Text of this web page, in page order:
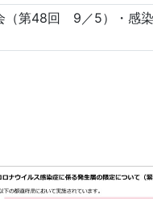
（第48回 9／5）・感